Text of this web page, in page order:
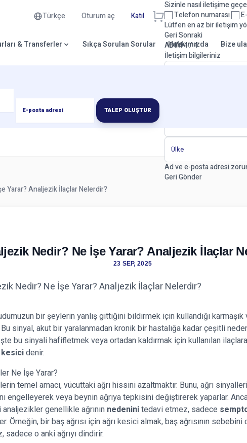
Türkçe Oturum aç Katıl
Sizinle nasıl iletişime
Telefon numarası
Lütfen en az bir iletişim
GeriSonraki
ADIM 4 / 4
İletişim bilgileriniz
Ad ve e-posta adresi
GeriGönder
& Transferler Sıkça Sorulan Sorular Hakkımızda Bize
TALEP OLUŞTUR
Yarar? Analjezik İlaçlar Nelerdir?
Nedir? Ne İşe Yarar? Analjezik İlaçlar
23 SEP, 2025
bir şeylerin yanlış gittiğini bildirmek için kullandığı
sinyal, akut bir yaralanmadan kronik bir hastalığa kadar çeşitli
bu sinyali hafifletmek veya ortadan kaldırmak için kullanılan ilaçlara
kesicidenir.
Ne İşe Yarar?
temel amacı, vücuttaki ağrı hissini azaltmaktır. Bunu, ağrı
engelleyerek veya beynin ağrıya tepkisini değiştirerek yaparlar.
genellikle ağrının nedeninitedavi etmez, sadece
Örneğin, bir baş ağrısı için ağrı kesici almak, baş ağrısının sebebini
sadece o anki ağrıyı dindirir.